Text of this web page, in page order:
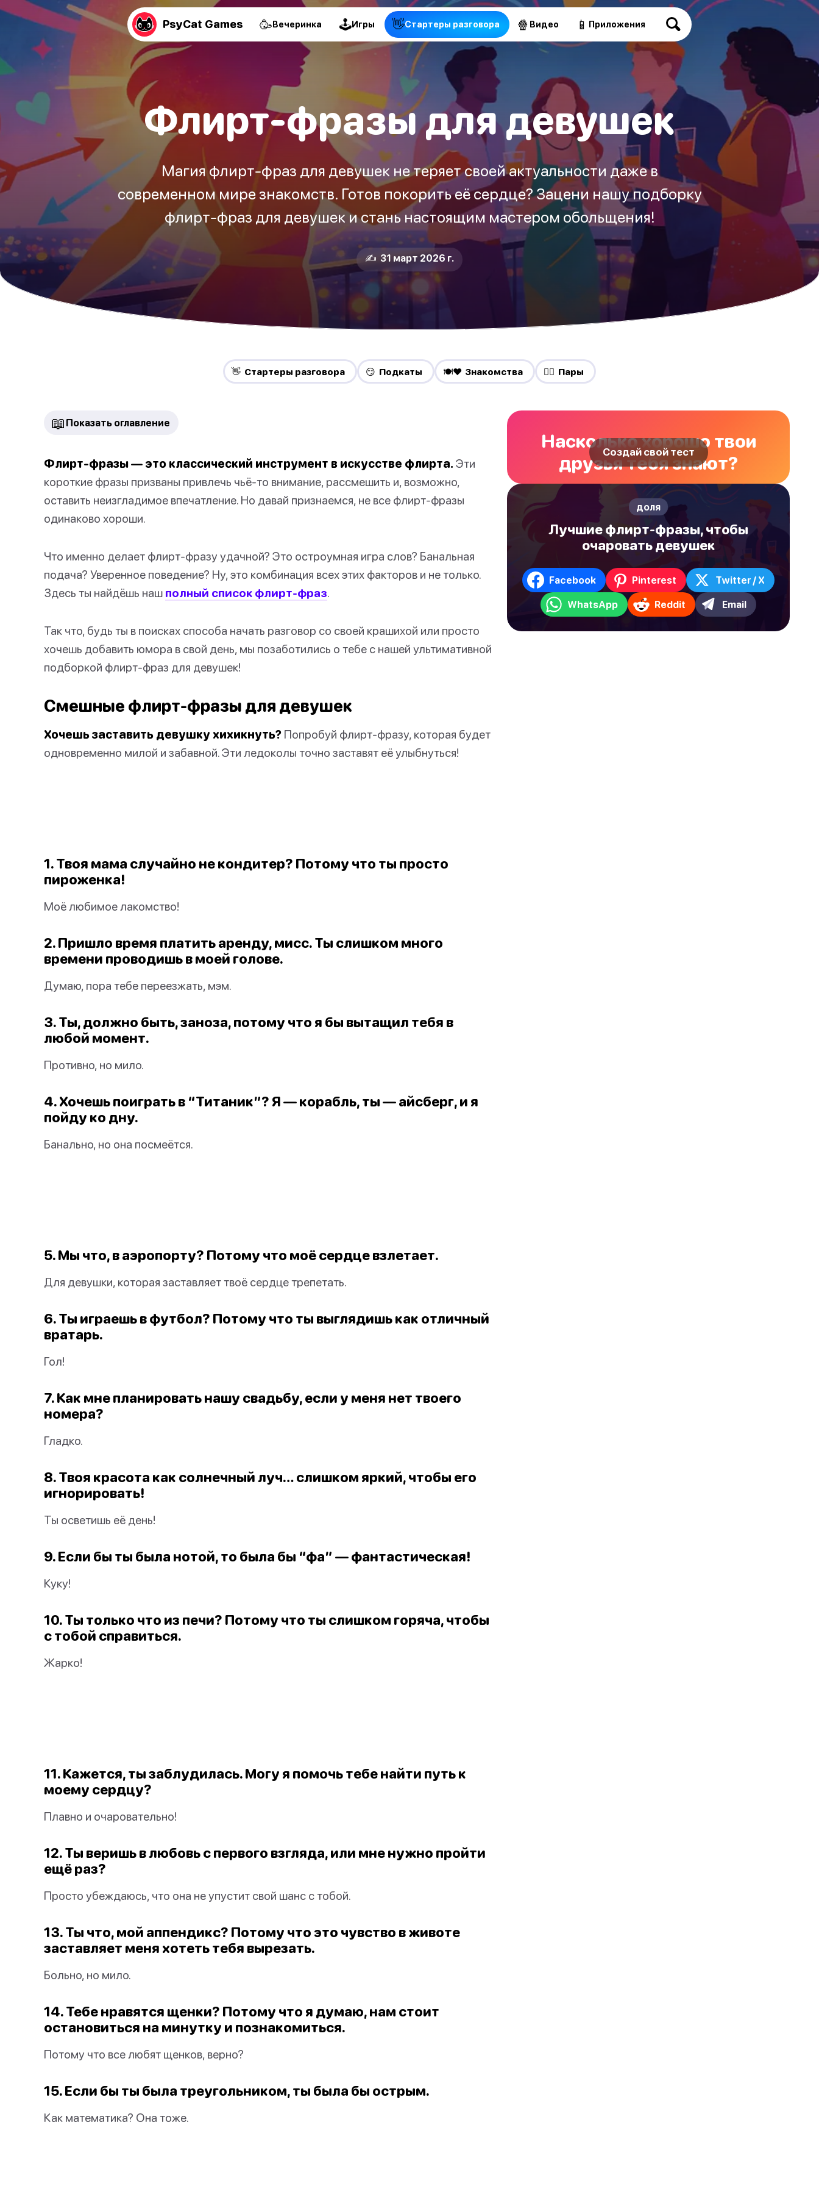
PsyCat Games 🥳Вечеринка 🕹Игры 👋Стартеры разговора 🍿 Видео 📱 Приложения
Флирт-фразы для девушек
Магия флирт-фраз для девушек не теряет своей актуальности даже в
современном мире знакомств. Готов покорить её сердце? Зацени нашу подборку
флирт-фраз для девушек и стань настоящим мастером обольщения!
✍️ 31 март 2026 г.
👋 Стартеры разговора 😏 Подкаты 🍽️❤️ Знакомства ❤️‍🔥 Пары
📖 Показать оглавление
Флирт-фразы — это классический инструмент в искусстве флирта. Эти
короткие фразы призваны привлечь чьё-то внимание, рассмешить и, возможно,
оставить неизгладимое впечатление. Но давай признаемся, не все флирт-фразы
одинаково хороши.
Что именно делает флирт-фразу удачной? Это остроумная игра слов? Банальная
подача? Уверенное поведение? Ну, это комбинация всех этих факторов и не только.
Здесь ты найдёшь наш полный список флирт-фраз.
Так что, будь ты в поисках способа начать разговор со своей крашихой или просто
хочешь добавить юмора в свой день, мы позаботились о тебе с нашей ультимативной
подборкой флирт-фраз для девушек!
Смешные флирт-фразы для девушек
Хочешь заставить девушку хихикнуть? Попробуй флирт-фразу, которая будет
одновременно милой и забавной. Эти ледоколы точно заставят её улыбнуться!
1. Твоя мама случайно не кондитер? Потому что ты просто
пироженка!
Моё любимое лакомство!
2. Пришло время платить аренду, мисс. Ты слишком много
времени проводишь в моей голове.
Думаю, пора тебе переезжать, мэм.
3. Ты, должно быть, заноза, потому что я бы вытащил тебя в
любой момент.
Противно, но мило.
4. Хочешь поиграть в “Титаник”? Я — корабль, ты — айсберг, и я
пойду ко дну.
Банально, но она посмеётся.
5. Мы что, в аэропорту? Потому что моё сердце взлетает.
Для девушки, которая заставляет твоё сердце трепетать.
6. Ты играешь в футбол? Потому что ты выглядишь как отличный
вратарь.
Гол!
7. Как мне планировать нашу свадьбу, если у меня нет твоего
номера?
Гладко.
8. Твоя красота как солнечный луч… слишком яркий, чтобы его
игнорировать!
Ты осветишь её день!
9. Если бы ты была нотой, то была бы “фа” — фантастическая!
Куку!
10. Ты только что из печи? Потому что ты слишком горяча, чтобы
с тобой справиться.
Жарко!
11. Кажется, ты заблудилась. Могу я помочь тебе найти путь к
моему сердцу?
Плавно и очаровательно!
12. Ты веришь в любовь с первого взгляда, или мне нужно пройти
ещё раз?
Просто убеждаюсь, что она не упустит свой шанс с тобой.
13. Ты что, мой аппендикс? Потому что это чувство в животе
заставляет меня хотеть тебя вырезать.
Больно, но мило.
14. Тебе нравятся щенки? Потому что я думаю, нам стоит
остановиться на минутку и познакомиться.
Потому что все любят щенков, верно?
15. Если бы ты была треугольником, ты была бы острым.
Как математика? Она тоже.
Насколько хорошо твои
друзья тебя знают?
Создай свой тест
доля
Лучшие флирт-фразы, чтобы
очаровать девушек
Facebook Pinterest Twitter / X
WhatsApp Reddit Email